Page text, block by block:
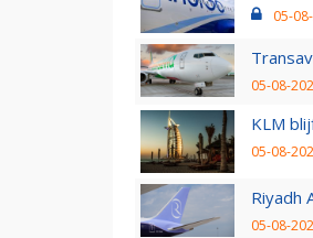
05-
05-08-
KLM
05-08-
Riyadh
05-08-